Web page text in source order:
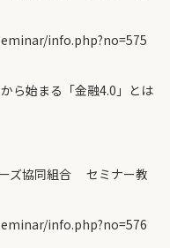
info.php?no=575
ら始まる「金融4.0」とは
ズ協同組合 セミナー教
info.php?no=576